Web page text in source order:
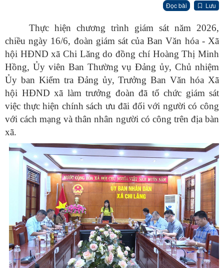
Đọc bài Lưu
Thực hiện chương trình giám sát năm 2026,
chiều ngày 16/6, đoàn giám sát của Ban Văn hóa - Xã
hội HĐND xã Chi Lăng do đồng chí Hoàng Thị Minh
Hồng, Ủy viên Ban Thường vụ Đảng ủy, Chủ nhiệm
Ủy ban Kiểm tra Đảng ủy, Trưởng Ban Văn hóa Xã
hội HĐND xã làm trưởng đoàn đã tổ chức giám sát
việc thực hiện chính sách ưu đãi đối với người có công
với cách mạng và thân nhân người có công trên địa bàn
xã.